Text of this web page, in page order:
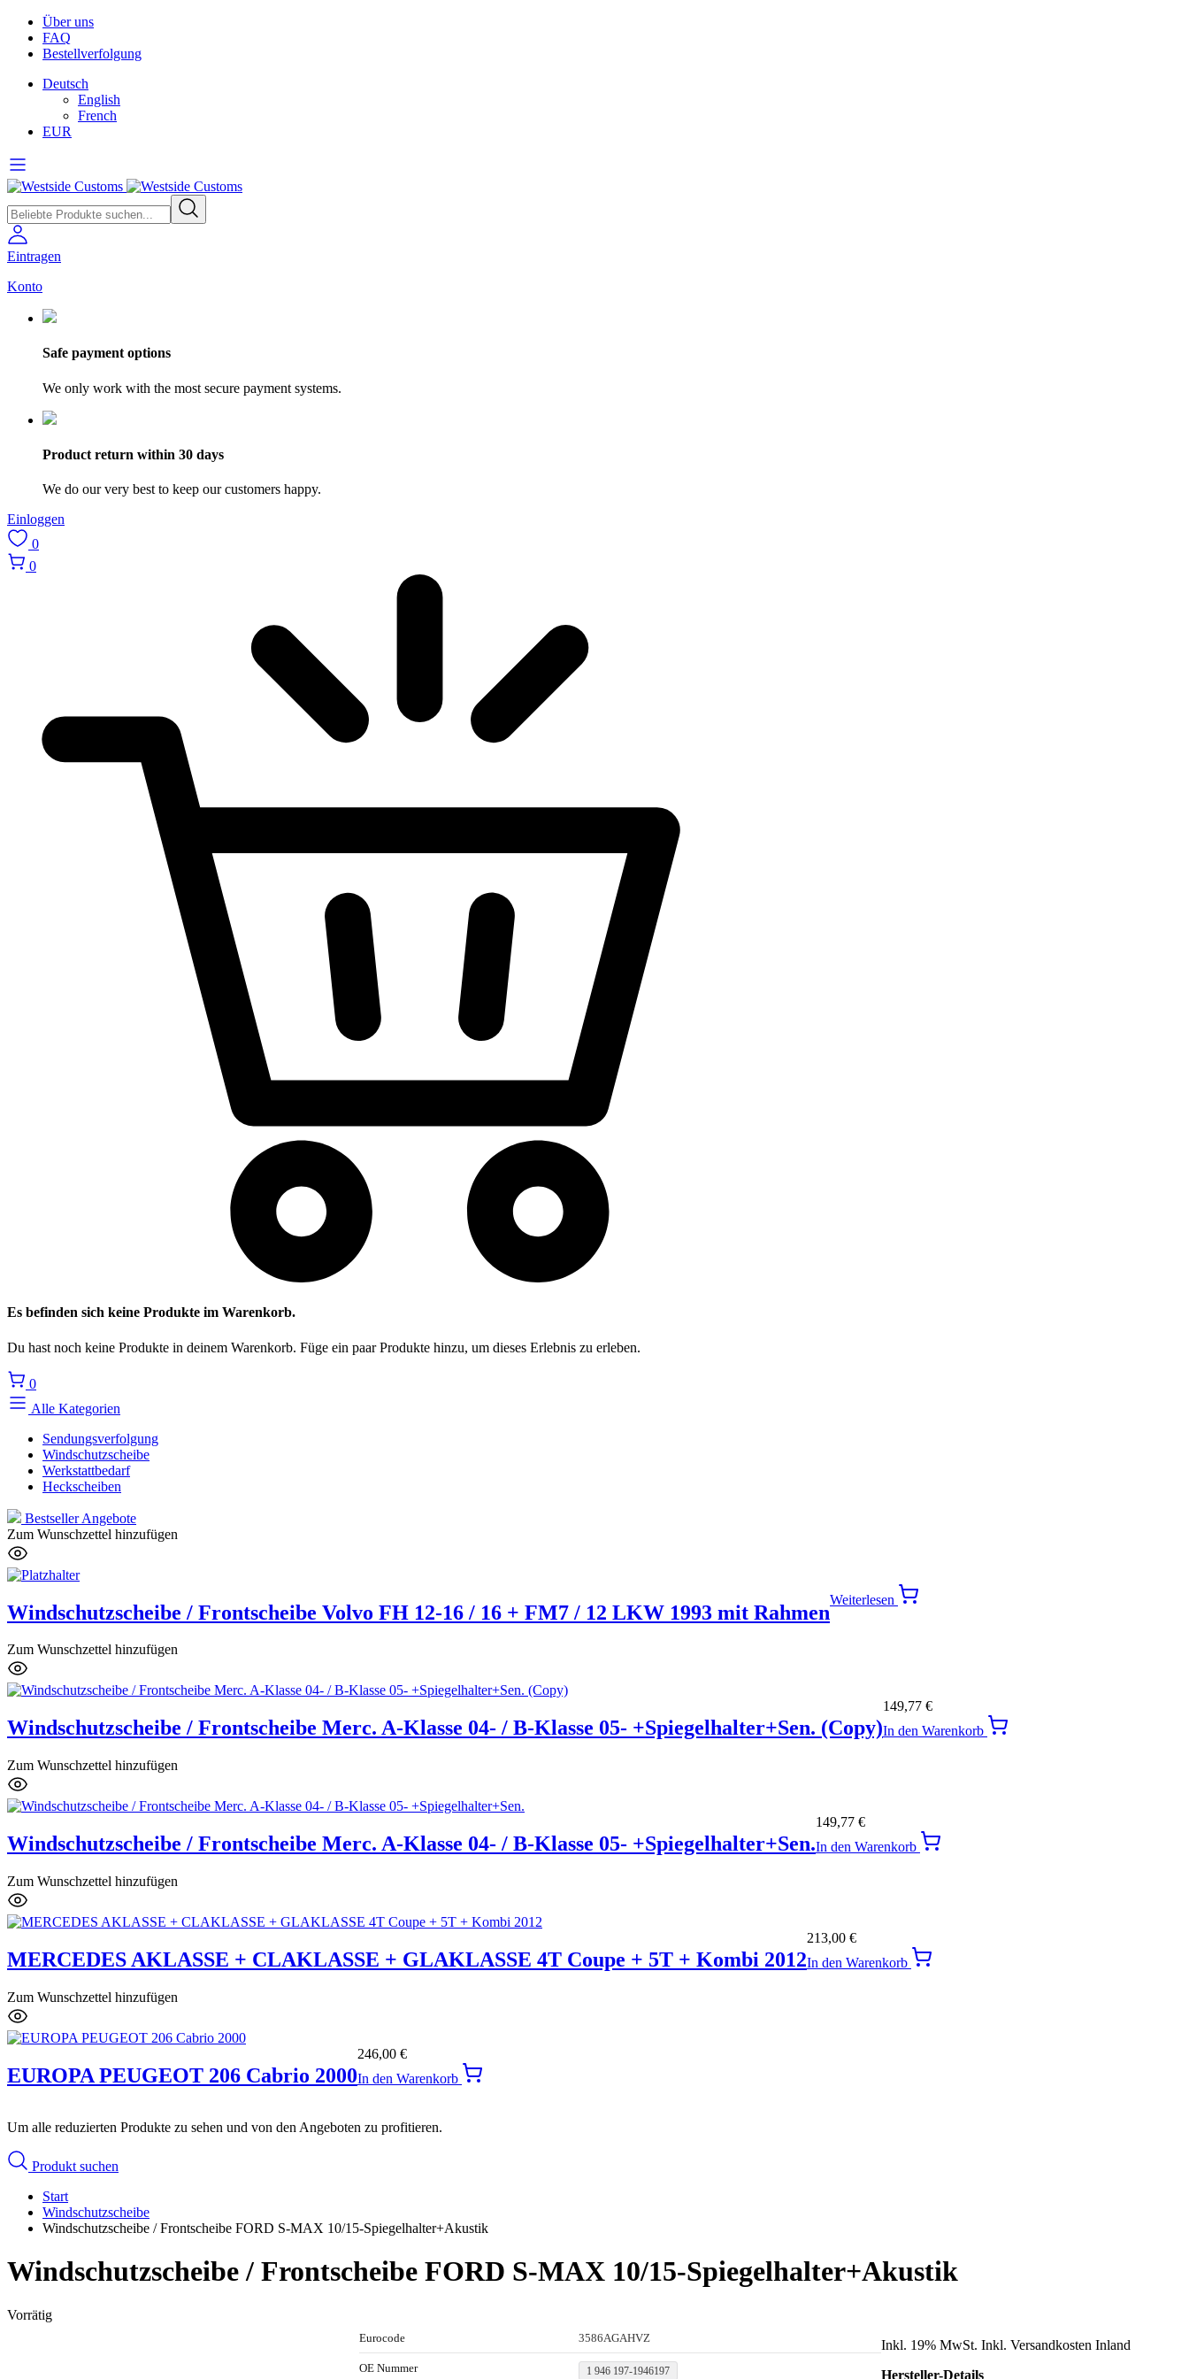
Über uns
FAQ
Bestellverfolgung
Deutsch
English
French
EUR
Eintragen
Konto
Safe payment options
We only work with the most secure payment systems.
Product return within 30 days
We do our very best to keep our customers happy.
Einloggen
0
0
Es befinden sich keine Produkte im Warenkorb.
Du hast noch keine Produkte in deinem Warenkorb. Füge ein paar Produkte hinzu, um dieses Erlebnis zu erleben.
0
Alle Kategorien
Sendungsverfolgung
Windschutzscheibe
Werkstattbedarf
Heckscheiben
BestsellerAngebote
Zum Wunschzettel hinzufügen
Windschutzscheibe / Frontscheibe Volvo FH 12-16 / 16 + FM7 / 12 LKW 1993 mit Rahmen
Weiterlesen
Zum Wunschzettel hinzufügen
Windschutzscheibe / Frontscheibe Merc. A-Klasse 04- / B-Klasse 05- +Spiegelhalter+Sen. (Copy)
149,77 €
In den Warenkorb
Zum Wunschzettel hinzufügen
Windschutzscheibe / Frontscheibe Merc. A-Klasse 04- / B-Klasse 05- +Spiegelhalter+Sen.
149,77 €
In den Warenkorb
Zum Wunschzettel hinzufügen
MERCEDES AKLASSE + CLAKLASSE + GLAKLASSE 4T Coupe + 5T + Kombi 2012
213,00 €
In den Warenkorb
Zum Wunschzettel hinzufügen
EUROPA PEUGEOT 206 Cabrio 2000
246,00 €
In den Warenkorb
Um alle reduzierten Produkte zu sehen und von den Angeboten zu profitieren.
Produkt suchen
Start
Windschutzscheibe
Windschutzscheibe / Frontscheibe FORD S-MAX 10/15-Spiegelhalter+Akustik
Windschutzscheibe / Frontscheibe FORD S-MAX 10/15-Spiegelhalter+Akustik
Vorrätig
Eurocode 3586AGAHVZ
OE Nummer 1 946 197-1946197
Inkl. 19% MwSt. Inkl. Versandkosten Inland
Hersteller-Details